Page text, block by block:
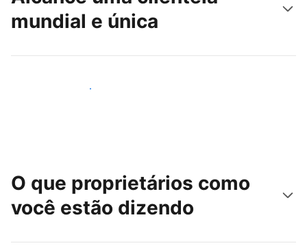
mundial e única
Alcançar novos hóspedes
O que proprietários como
você estão dizendo